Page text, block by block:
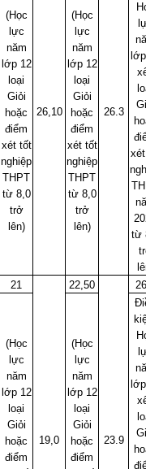
26,10 26.3
(Học
lực
năm
lớp 12
loại
Giỏi
hoặc
điểm
xét tốt
nghiệp
THPT
từ 8,0
trở
lên)
(Học
lực
năm
lớp 12
loại
Giỏi
hoặc
điểm
xét tốt
nghiệp
THPT
từ 8,0
trở
lên)
từ
21
19,0
22,50
23.9
(Học
lực
năm
lớp 12
loại
Giỏi
hoặc
điểm
(Học
lực
năm
lớp 12
loại
Giỏi
hoặc
điểm